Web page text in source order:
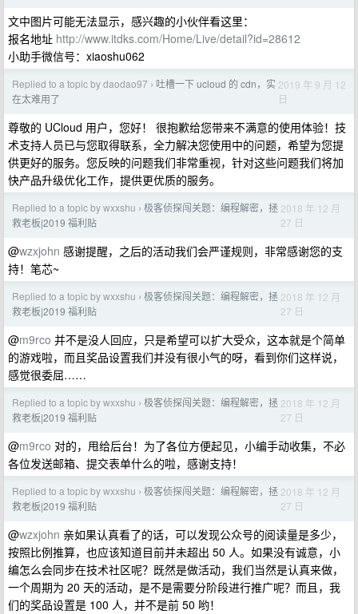
文中图片可能无法显示，感兴趣的小伙伴看这里：
报名地址 http://www.itdks.com/Home/Live/detail?id=28612
小助手微信号：xiaoshu062
Replied to a topic by daodao97 › 吐槽一下 ucloud 的 cdn，实
在太难用了
2019 年 9 月 12
日
尊敬的 UCloud 用户，您好！ 很抱歉给您带来不满意的使用体验！技
术支持人员已与您取得联系，全力解决您使用中的问题，希望为您提
供更好的服务。您反映的问题我们非常重视，针对这些问题我们将加
快产品升级优化工作，提供更优质的服务。
Replied to a topic by wxxshu › 极客侦探闯关题：编程解密，拯
救老板|2019 福利贴
2018 年 12 月
27 日
@wzxjohn 感谢提醒，之后的活动我们会严谨规则，非常感谢您的支
持！笔芯~
Replied to a topic by wxxshu › 极客侦探闯关题：编程解密，拯
救老板|2019 福利贴
2018 年 12 月
27 日
@m9rco 并不是没人回应，只是希望可以扩大受众，这本就是个简单
的游戏啦，而且奖品设置我们并没有很小气的呀，看到你们这样说，
感觉很委屈……
Replied to a topic by wxxshu › 极客侦探闯关题：编程解密，拯
救老板|2019 福利贴
2018 年 12 月
27 日
@m9rco 对的，甩给后台！为了各位方便起见，小编手动收集，不必
各位发送邮箱、提交表单什么的啦，感谢支持！
Replied to a topic by wxxshu › 极客侦探闯关题：编程解密，拯
救老板|2019 福利贴
2018 年 12 月
27 日
@wzxjohn 亲如果认真看了的话，可以发现公众号的阅读量是多少，
按照比例推算，也应该知道目前并未超出 50 人。如果没有诚意，小
编怎么会同步在技术社区呢？既然是做活动，我们当然是认真来做，
一个周期为 20 天的活动，是不是需要分阶段进行推广呢？而且，我
们的奖品设置是 100 人，并不是前 50 哟！